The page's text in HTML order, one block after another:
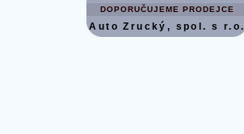
DOPORUČUJEME PRODEJCE
Auto Zrucký, spol. s r.o.